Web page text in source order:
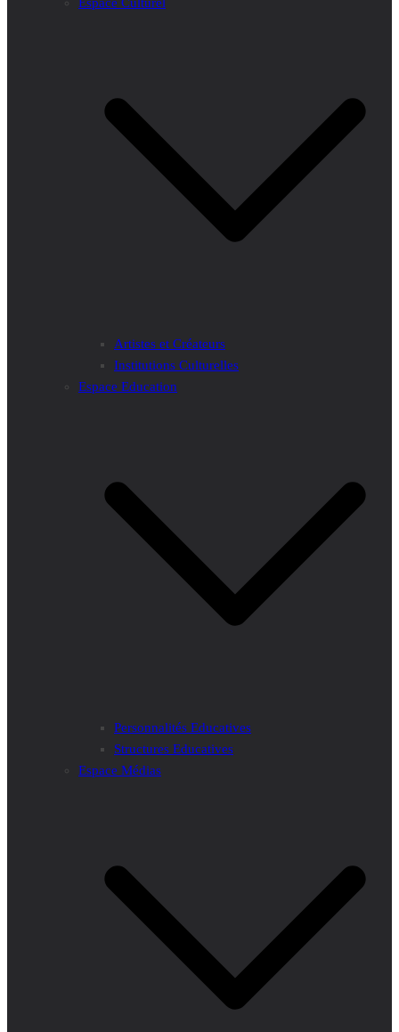
Artistes et Créateurs
Institutions Culturelles
Espace Education
Personnalités Educatives
Structures Educatives
Espace Médias